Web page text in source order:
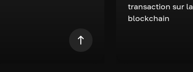
transaction sur la
blockchain